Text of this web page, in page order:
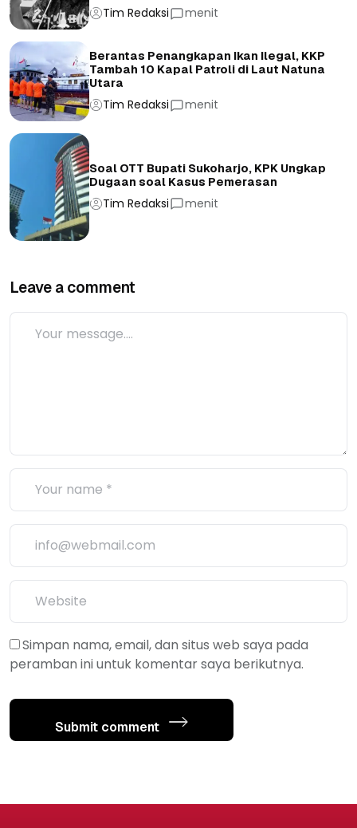
Tim Redaksi menit
Berantas Penangkapan Ikan Ilegal, KKP
Tambah 10 Kapal Patroli di Laut Natuna
Utara
Tim Redaksi menit
Soal OTT Bupati Sukoharjo, KPK Ungkap
Dugaan soal Kasus Pemerasan
Tim Redaksi menit
Leave a comment
Simpan nama, email, dan situs web saya pada
peramban ini untuk komentar saya berikutnya.
Submit comment